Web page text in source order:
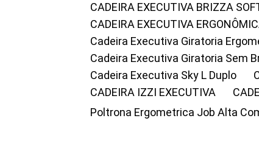
CADEIRA EXECUTIVA BRIZZA
CADEIRA EXECUTIVA
Cadeira Executiva Giratoria
Cadeira Executiva Giratoria Sem
Cadeira Executiva Sky L Duplo
CADEIRA IZZI EXECUTIVA
Poltrona Ergometrica Job Alta